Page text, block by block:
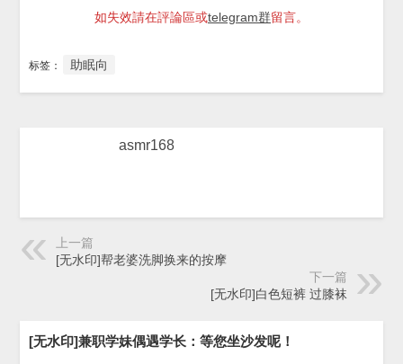
如失效請在評論區或telegram群留言。
标签： 助眠向
asmr168
上一篇
[无水印]帮老婆洗脚换来的按摩
下一篇
[无水印]白色短裤 过膝袜
[无水印]兼职学妹偶遇学长：等您坐沙发呢！